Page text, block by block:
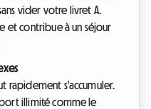
vider votre livret A.
et contribue à un séjour
rapidement s'accumuler.
illimité comme le